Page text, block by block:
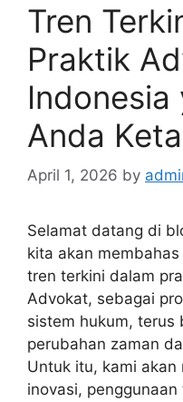
Tren
Praktik
Indonesia
Anda
April 1, 2026 by
Selamat datang di
kita akan
tren terkini dalam
Advokat, sebagai
sistem hukum, terus
perubahan zaman
Untuk itu, kami akan
inovasi,